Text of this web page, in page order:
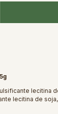
lecitina
lecitina de